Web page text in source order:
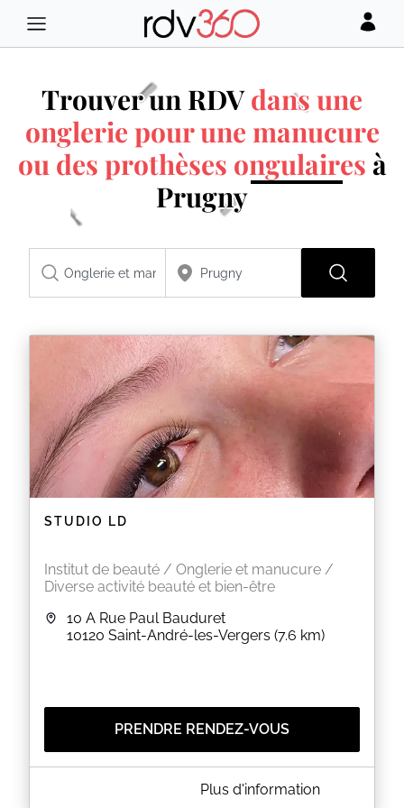
Trouver un RDVdans une
onglerie pour une manucure
ou des prothèses ongulaires à
Prugny
STUDIO LD
Institut de beauté / Onglerie et manucure /
Diverse activité beauté et bien-être
10 A Rue Paul Bauduret
10120 Saint-André-les-Vergers (7.6 km)
PRENDRE RENDEZ-VOUS
Plus d'information